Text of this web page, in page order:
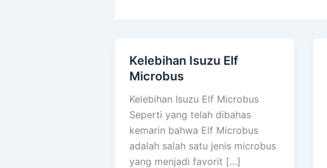
Kelebihan Isuzu Elf
Microbus
Kelebihan Isuzu Elf Microbus
Seperti yang telah dibahas
kemarin bahwa Elf Microbus
adalah salah satu jenis microbus
yang menjadi favorit […]
Kelebihan
Isuzu